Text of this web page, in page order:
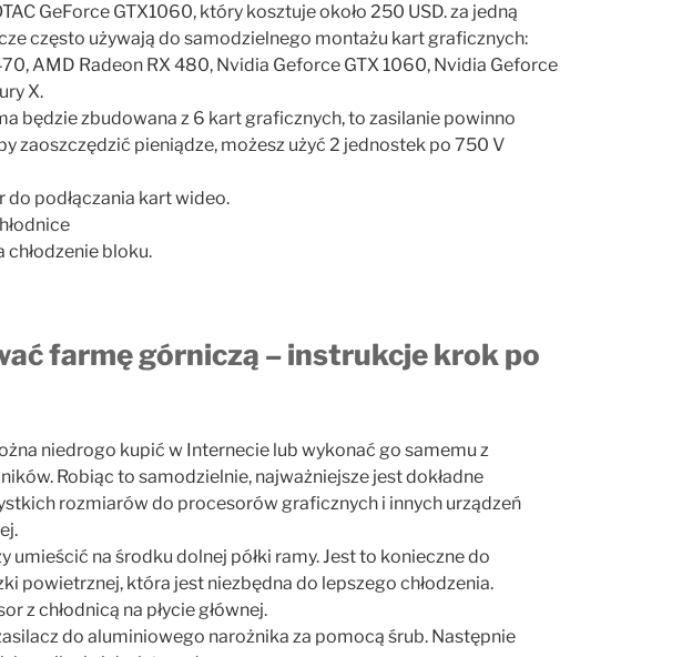
GeForce GTX1060, który kosztuje około 250 USD. za jedną
często używają do samodzielnego montażu kart graficznych:
AMD Radeon RX 480, Nvidia Geforce GTX 1060, Nvidia Geforce
X.
będzie zbudowana z 6 kart graficznych, to zasilanie powinno
zaoszczędzić pieniądze, możesz użyć 2 jednostek po 750 V
do podłączania kart wideo.
chłodzenie bloku.
farmę górniczą – instrukcje krok po
niedrogo kupić w Internecie lub wykonać go samemu z
Robiąc to samodzielnie, najważniejsze jest dokładne
rozmiarów do procesorów graficznych i innych urządzeń
umieścić na środku dolnej półki ramy. Jest to konieczne do
powietrznej, która jest niezbędna do lepszego chłodzenia.
z chłodnicą na płycie głównej.
do aluminiowego narożnika za pomocą śrub. Następnie